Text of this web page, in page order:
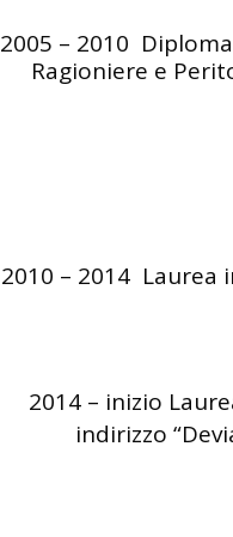
2005 – 2010
Ragioniere e
2010 – 2014 Laurea
2014 – inizio
indirizzo